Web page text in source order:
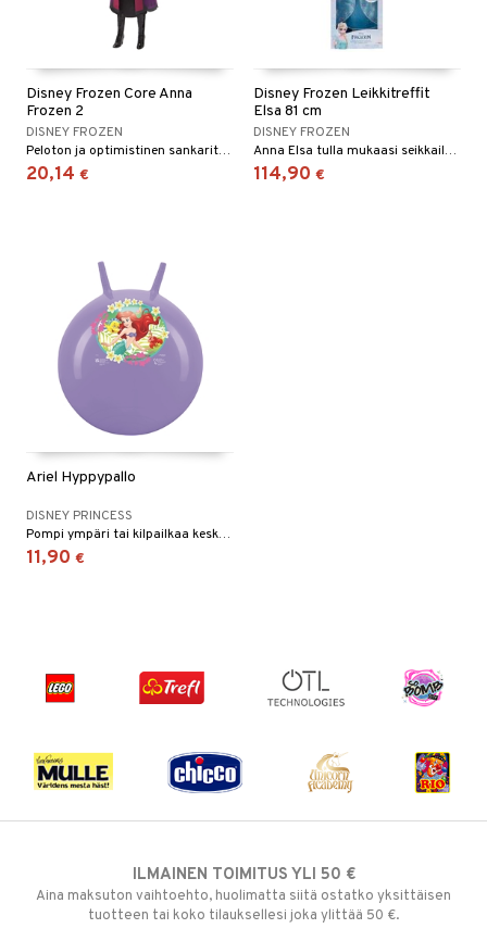
Disney Frozen Core Anna
Frozen 2
DISNEY FROZEN
Peloton ja optimistinen sankaritar Anna Disneyn Frozen 2:sta.
20,14 €
Disney Frozen Leikkitreffit
Elsa 81 cm
DISNEY FROZEN
Anna Elsa tulla mukaasi seikkailuun!
114,90 €
Ariel Hyppypallo
DISNEY PRINCESS
Pompi ympäri tai kilpailkaa keskenänne, harjoittaa motoriikkaa.
11,90 €
ILMAINEN TOIMITUS YLI 50 €
Aina maksuton vaihtoehto, huolimatta siitä ostatko yksittäisen
tuotteen tai koko tilauksellesi joka ylittää 50 €.